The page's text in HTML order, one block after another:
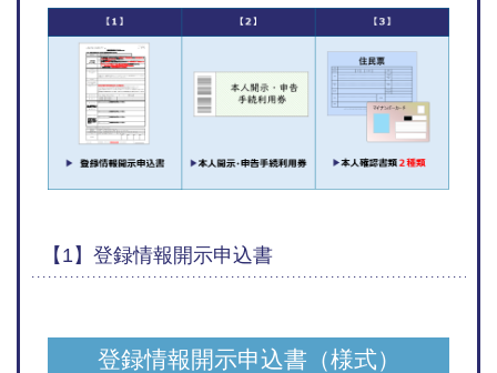
【1】登録情報開示申込書
登録情報開示申込書（様式）